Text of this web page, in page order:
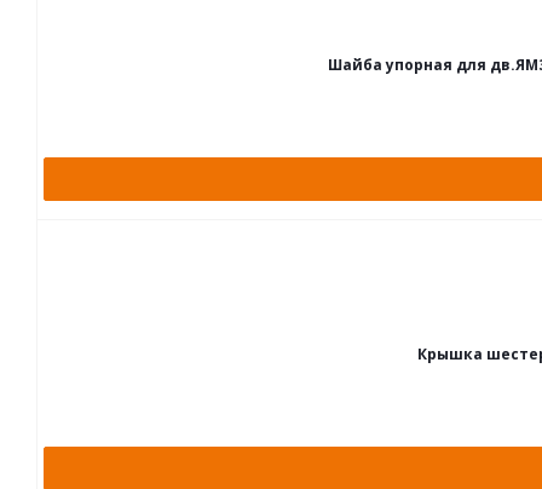
Шайба упорная для
Крышка